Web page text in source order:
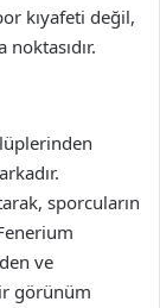
kıyafeti değil,
noktasıdır.
sporcuların
ve
görünüm